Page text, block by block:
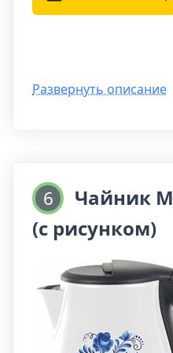
Развернуть описание
6
Чайник
(с рисунком)